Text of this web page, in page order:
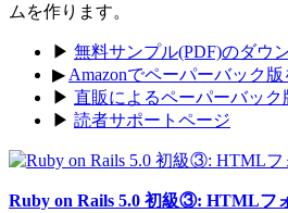
ムを作ります。
▶ 無料サンプル(PDF)のダウ
▶ Amazonでペーパーバック版
▶ 直販によるペーパーバック
▶ 読者サポートページ
Ruby on Rails 5.0 初級③: HTMLフ